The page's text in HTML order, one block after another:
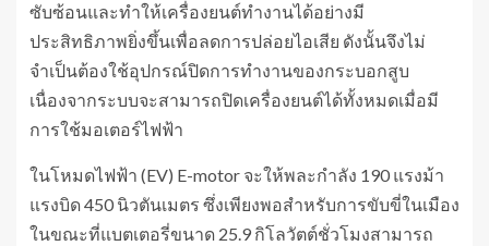
ซับซ้อนและทำให้เครื่องยนต์ทำงานได้อย่างมี
ประสิทธิภาพยิ่งขึ้นเพื่อลดการปล่อยไอเสีย ดังนั้นจึงไม่
จำเป็นต้องใช้อุปกรณ์ปิดการทำงานของกระบอกสูบ
เนื่องจากระบบจะสามารถปิดเครื่องยนต์ได้ทั้งหมดเมื่อมี
การใช้มอเตอร์ไฟฟ้า
ในโหมดไฟฟ้า (EV) E-motor จะให้พละกำลัง 190 แรงม้า
แรงบิด 450 นิวตันเมตร ซึ่งเพียงพอสำหรับการขับขี่ในเมือง
ในขณะที่แบตเตอรี่ขนาด 25.9 กิโลวัตต์ชั่วโมงสามารถ